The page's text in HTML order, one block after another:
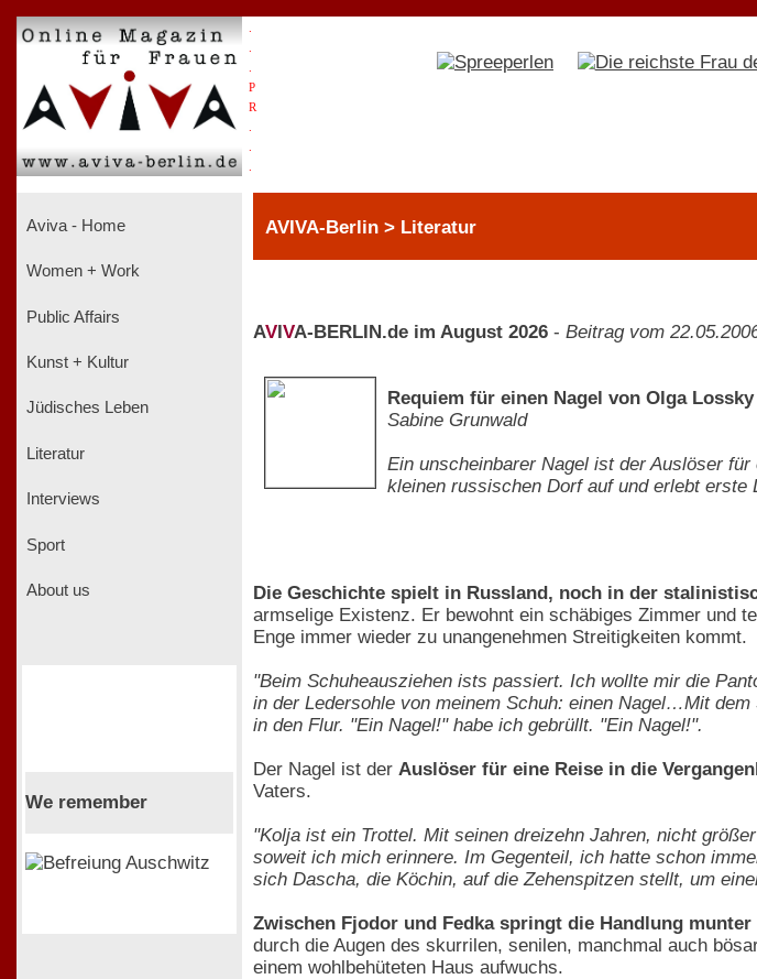
P
R
Aviva - Home
Women + Work
Public Affairs
Kunst + Kultur
Jüdisches Leben
Literatur
Interviews
Sport
About us
We remember
AVIVA-Berlin > Literatur
AV VA-BERLIN.de im August 2026 - Beitrag vom
Requiem für einen Nagel von Olga Lossky
Sabine Grunwald
Ein unscheinbarer Nagel ist der Auslöser
kleinen russischen Dorf auf und erlebt erste
Die Geschichte spielt in Russland, noch in der
armselige Existenz. Er bewohnt ein schäbiges Zimmer und
Enge immer wieder zu unangenehmen Streitigkeiten kommt.
"Beim Schuheausziehen ists passiert. Ich wollte mir die
in der Ledersohle von meinem Schuh: einen Nagel…Mit
in den Flur. "Ein Nagel!" habe ich gebrüllt. "Ein Nagel!".
Der Nagel ist der Auslöser für eine Reise in die
Vaters.
"Kolja ist ein Trottel. Mit seinen dreizehn Jahren, nicht
soweit ich mich erinnere. Im Gegenteil, ich hatte schon
sich Dascha, die Köchin, auf die Zehenspitzen stellt, um
Zwischen Fjodor und Fedka springt die Handlung munter
durch die Augen des skurrilen, senilen, manchmal auch
einem wohlbehüteten Haus aufwuchs.